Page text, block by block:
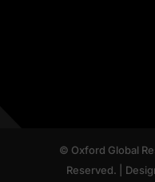
© Oxford Global
Reserved. |